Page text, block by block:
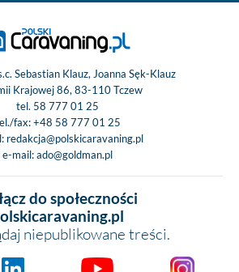
Sebastian Klauz, Joanna Sęk-Klauz
Krajowej 86, 83-110 Tczew
tel. 58 777 01 25
fax:+48 58 777 01 25
redakcja@polskicaravaning.pl
e-mail:ado@goldman.pl
do społeczności
niepublikowane treści.